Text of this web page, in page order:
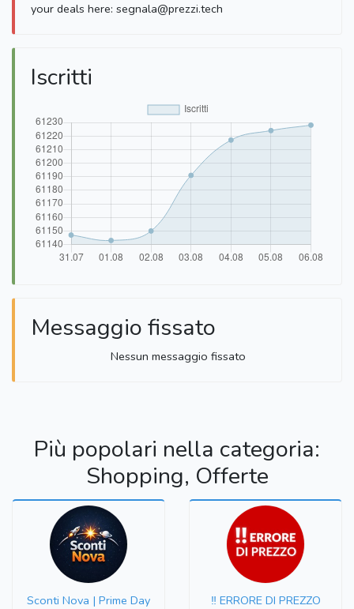
your deals here: segnala@prezzi.tech
Iscritti
Messaggio fissato
Nessun messaggio fissato
Più popolari nella categoria:
Shopping, Offerte
Sconti Nova | Prime Day
‼️ ERRORE DI PREZZO